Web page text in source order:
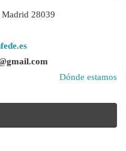
28039
Dónde estamos